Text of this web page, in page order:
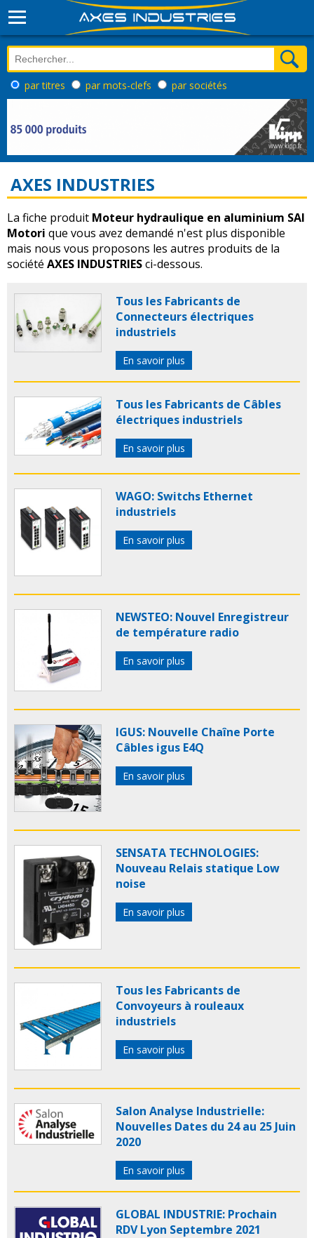
par titres par mots-clefs par sociétés
AXES INDUSTRIES
La fiche produit Moteur hydraulique en aluminium SAI
Motori que vous avez demandé n'est plus disponible
mais nous vous proposons les autres produits de la
société AXES INDUSTRIESci-dessous.
Tous les Fabricants de
Connecteurs électriques
industriels
En savoir plus
Tous les Fabricants de Câbles
électriques industriels
En savoir plus
WAGO: Switchs Ethernet
industriels
En savoir plus
NEWSTEO: Nouvel Enregistreur
de température radio
En savoir plus
IGUS: Nouvelle Chaîne Porte
Câbles igus E4Q
En savoir plus
SENSATA TECHNOLOGIES:
Nouveau Relais statique Low
noise
En savoir plus
Tous les Fabricants de
Convoyeurs à rouleaux
industriels
En savoir plus
Salon Analyse Industrielle:
Nouvelles Dates du 24 au 25 Juin
2020
En savoir plus
GLOBAL INDUSTRIE: Prochain
RDV Lyon Septembre 2021